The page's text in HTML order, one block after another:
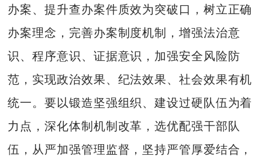
办案、提升查办案件质效为突破口，树立正确
办案理念，完善办案制度机制，增强法治意
识、程序意识、证据意识，加强安全风险防
范，实现政治效果、纪法效果、社会效果有机
统一。要以锻造坚强组织、建设过硬队伍为着
力点，深化体制机制改革，选优配强干部队
伍，从严加强管理监督，坚持严管厚爱结合，